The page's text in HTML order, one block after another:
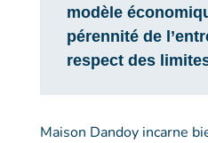
modèle
pérennité de
respect des
Maison Dandoy incarne